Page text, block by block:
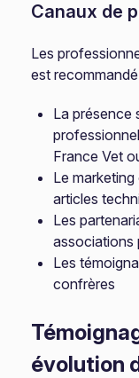
Canaux de
Les
est
La présence
France Vet
Le
articles
Les
associations
Les
confrères
évolution